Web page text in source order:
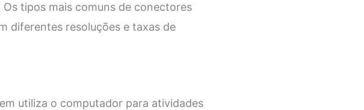
tipos mais comuns de conectores
diferentes resoluções e taxas de
utiliza o computador para atividades